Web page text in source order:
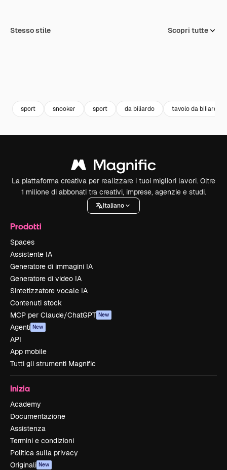
Stesso stile Scopri tutte
sport snooker sport da biliardo tavolo da biliardo
La piattaforma creativa per realizzare i tuoi migliori lavori. Oltre
1 milione di abbonati tra creativi, imprese, agenzie e studi.
Italiano
Prodotti
Spaces
Assistente IA
Generatore di immagini IA
Generatore di video IA
Sintetizzatore vocale IA
Contenuti stock
MCP per Claude/ChatGPT New
Agenti New
API
App mobile
Tutti gli strumenti Magnific
Inizia
Academy
Documentazione
Assistenza
Termini e condizioni
Politica sulla privacy
Originali New